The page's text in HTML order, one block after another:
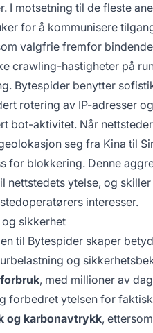
I motsetning til de fleste
for å kommunisere
valgfrie fremfor
crawling-hastigheter på
Bytespider benytter
rotering av IP-adresser
bot-aktivitet. Når
seg fra Kina til
for blokkering. Denne
nettstedets ytelse, og
interesser.
sikkerhet
til Bytespider skaper
og
, med millioner av
forbedret ytelsen for
og karbonavtrykk,